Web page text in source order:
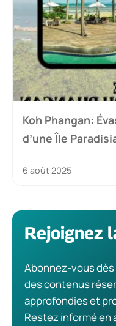
Koh Phangan:
d’une Île
6 août 2025
Rejoignez
Abonnez-vous
des contenus
approfondies et
Restez informé en